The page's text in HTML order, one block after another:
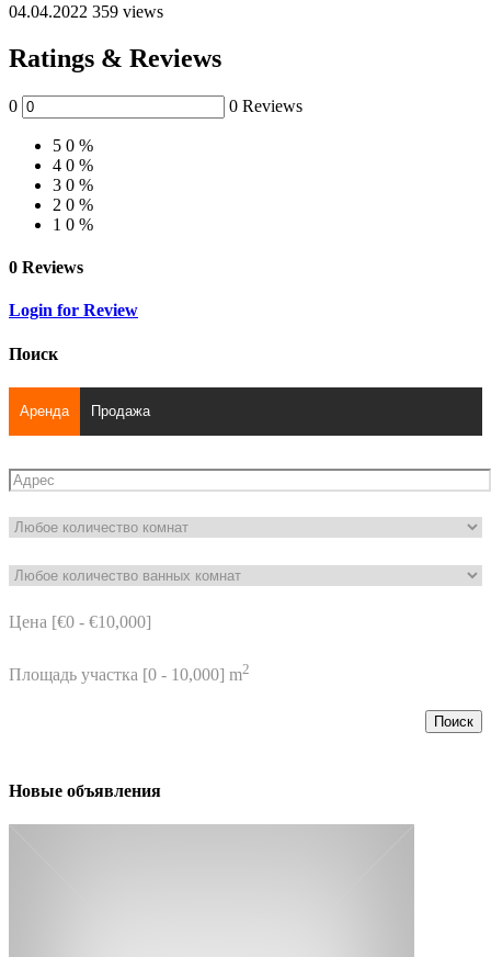
04.04.2022 359 views
Ratings & Reviews
0 0 Reviews
5 0 %
4 0 %
3 0 %
2 0 %
1 0 %
0 Reviews
Login for Review
Поиск
Аренда Продажа
Цена [€0 - €10,000]
Площадь участка [0 - 10,000] m2
Поиск
Новые объявления